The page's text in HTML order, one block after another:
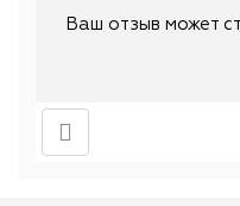
Ваш отзыв может